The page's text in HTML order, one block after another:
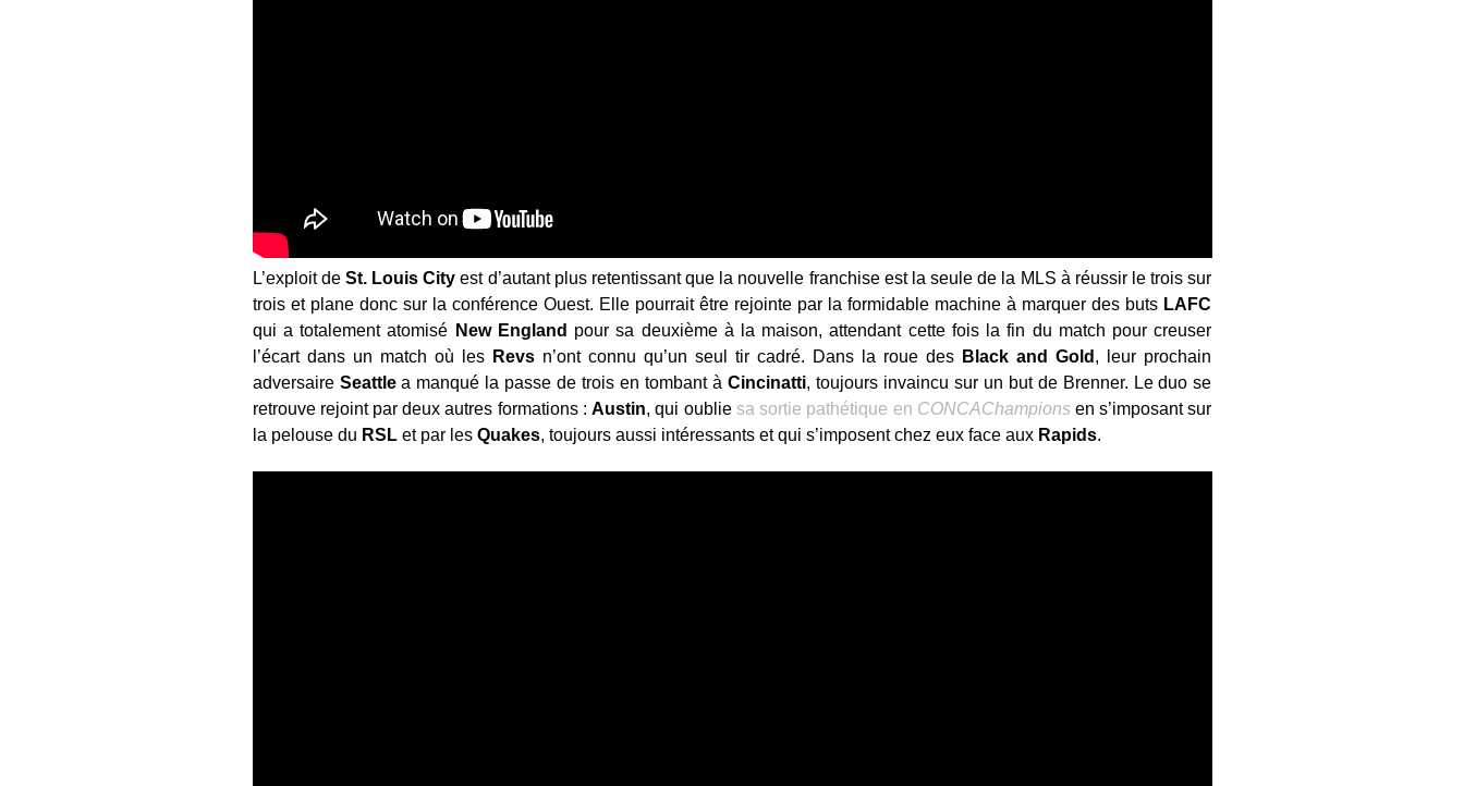
L’exploit de St. Louis Cityest d’autant plus retentissant que la nouvelle franchise est la seule de la MLS à réussir le trois sur
trois et plane donc sur la conférence Ouest. Elle pourrait être rejointe par la formidable machine à marquer des buts LAFC
qui a totalement atomisé New England pour sa deuxième à la maison, attendant cette fois la fin du match pour creuser
l’écart dans un match où les Revsn’ont connu qu’un seul tir cadré. Dans la roue des Black and Gold , leur prochain
adversaire Seattlea manqué la passe de trois en tombant à Cincinatti, toujours invaincu sur un but de Brenner. Le duo se
retrouve rejoint par deux autres formations :Austin, qui oublie sa sortie pathétique en CONCAChampionsen s’imposant sur
la pelouse du RSLet par les Quakes, toujours aussi intéressants et qui s’imposent chez eux face aux Rapids.